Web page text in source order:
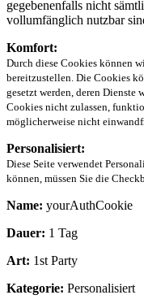
gegebenenfalls nicht
vollumfänglich nutzbar
Komfort:
Durch diese Cookies können
bereitzustellen. Die Cookies
gesetzt werden, deren Dienste
Cookies nicht zulassen,
möglicherweise nicht
Personalisiert:
Diese Seite verwendet
können, müssen Sie die
Name: yourAuthCookie
Dauer: 1 Tag
Art: 1st Party
Kategorie: Personalisiert